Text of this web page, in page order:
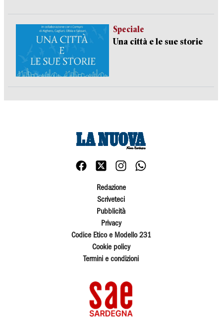
Speciale
Una città e le sue storie
Redazione
Scriveteci
Pubblicità
Privacy
Codice Etico e Modello 231
Cookie policy
Termini e condizioni